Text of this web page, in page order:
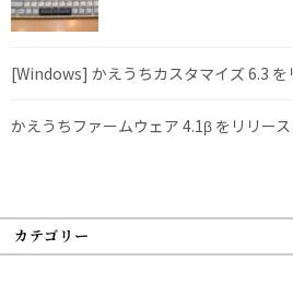
[Windows] かえうちカスタマイズ 6.3 を
かえうちファームウェア 4.1β をリリー
カテゴリー